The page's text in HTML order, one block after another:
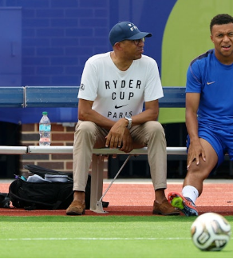
麥巴比狀態無礙。（路透社）